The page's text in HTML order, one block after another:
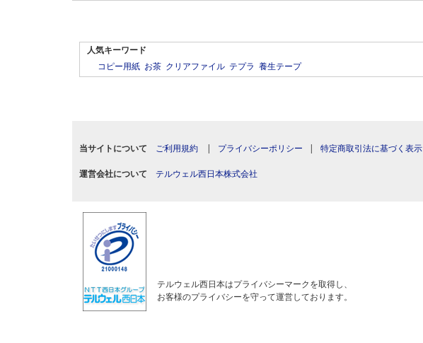
人気キーワード
コピー用紙 お茶 クリアファイル テプラ 養生テープ
当サイトについて ご利用規約 | プライバシーポリシー | 特定商取引法に基づく表示
運営会社について テルウェル西日本株式会社
テルウェル西日本はプライバシーマークを取得し、
お客様のプライバシーを守って運営しております。